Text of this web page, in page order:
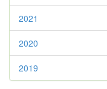
2021
2020
2019